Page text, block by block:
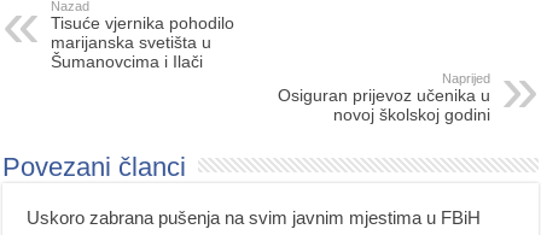
Nazad
Tisuće vjernika pohodilo
marijanska svetišta u
Šumanovcima i Ilači
Naprijed
Osiguran prijevoz učenika u
novoj školskoj godini
Povezani članci
Uskoro zabrana pušenja na svim javnim mjestima u FBiH